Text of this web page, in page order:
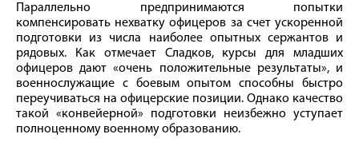
Параллельно предпринимаются попытки
компенсировать нехватку офицеров за счет ускоренной
подготовки из числа наиболее опытных сержантов и
рядовых. Как отмечает Сладков, курсы для младших
офицеров дают «очень положительные результаты», и
военнослужащие с боевым опытом способны быстро
переучиваться на офицерские позиции. Однако качество
такой «конвейерной» подготовки неизбежно уступает
полноценному военному образованию.